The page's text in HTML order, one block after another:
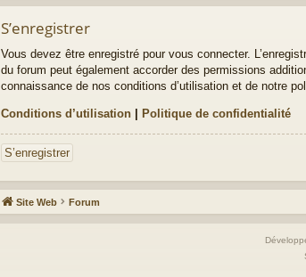
S’enregistrer
Vous devez être enregistré pour vous connecter.
du forum peut également accorder des permissions
connaissance de nos conditions d’utilisation et de notre
Conditions d’utilisation | Politique de confidentialité
S’enregistrer
Site Web Forum